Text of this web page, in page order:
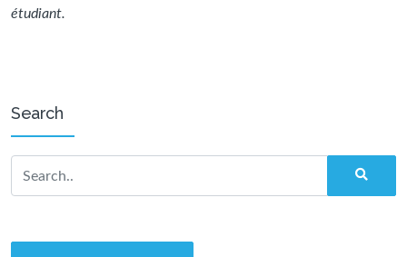
étudiant.
Search